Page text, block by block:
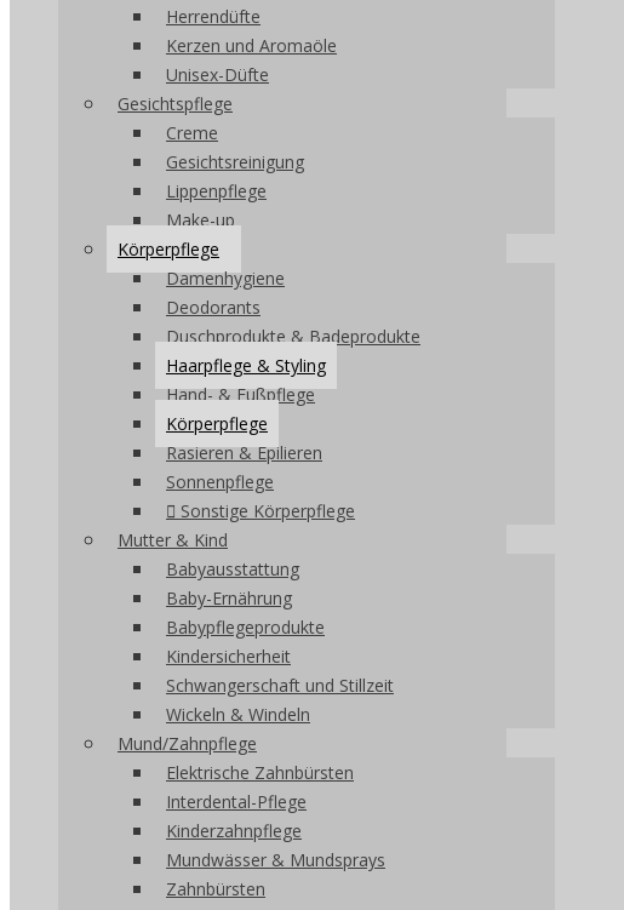
Herrendüfte
Kerzen und Aromaöle
Unisex-Düfte
Gesichtspflege
Creme
Gesichtsreinigung
Lippenpflege
Make-up
Körperpflege
Damenhygiene
Deodorants
Duschprodukte & Badeprodukte
Haarpflege & Styling
Hand- & Fußpflege
Körperpflege
Rasieren & Epilieren
Sonnenpflege
Sonstige Körperpflege
Mutter & Kind
Babyausstattung
Baby-Ernährung
Babypflegeprodukte
Kindersicherheit
Schwangerschaft und Stillzeit
Wickeln & Windeln
Mund/Zahnpflege
Elektrische Zahnbürsten
Interdental-Pflege
Kinderzahnpflege
Mundwässer & Mundsprays
Zahnbürsten